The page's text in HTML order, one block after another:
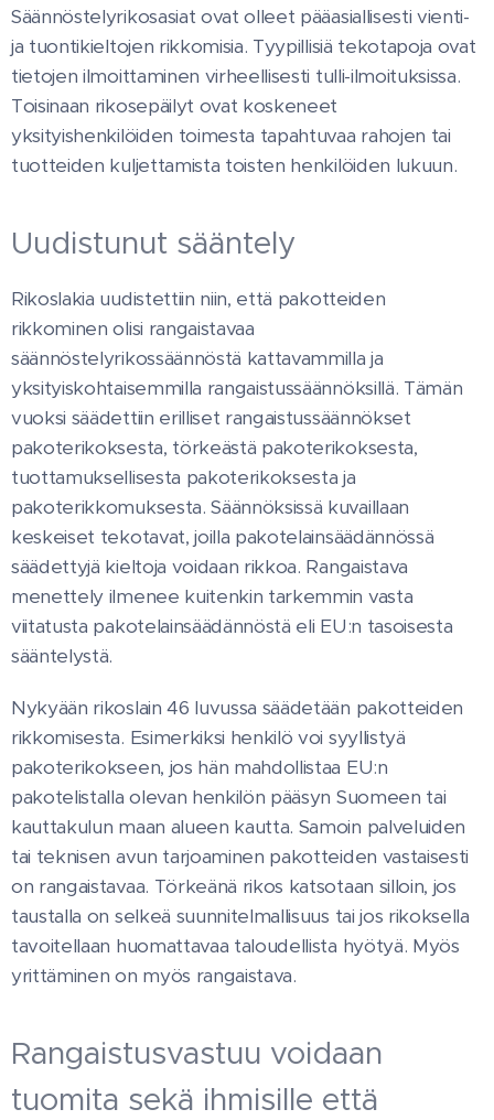
Säännöstelyrikosasiat ovat olleet pääasiallisesti vienti-
ja tuontikieltojen rikkomisia. Tyypillisiä tekotapoja ovat
tietojen ilmoittaminen virheellisesti tulli-ilmoituksissa.
Toisinaan rikosepäilyt ovat koskeneet
yksityishenkilöiden toimesta tapahtuvaa rahojen tai
tuotteiden kuljettamista toisten henkilöiden lukuun.
Uudistunut sääntely
Rikoslakia uudistettiin niin, että pakotteiden
rikkominen olisi rangaistavaa
säännöstelyrikossäännöstä kattavammilla ja
yksityiskohtaisemmilla rangaistussäännöksillä. Tämän
vuoksi säädettiin erilliset rangaistussäännökset
pakoterikoksesta, törkeästä pakoterikoksesta,
tuottamuksellisesta pakoterikoksesta ja
pakoterikkomuksesta. Säännöksissä kuvaillaan
keskeiset tekotavat, joilla pakotelainsäädännössä
säädettyjä kieltoja voidaan rikkoa. Rangaistava
menettely ilmenee kuitenkin tarkemmin vasta
viitatusta pakotelainsäädännöstä eli EU:n tasoisesta
sääntelystä.
Nykyään rikoslain 46 luvussa säädetään pakotteiden
rikkomisesta. Esimerkiksi henkilö voi syyllistyä
pakoterikokseen, jos hän mahdollistaa EU:n
pakotelistalla olevan henkilön pääsyn Suomeen tai
kauttakulun maan alueen kautta. Samoin palveluiden
tai teknisen avun tarjoaminen pakotteiden vastaisesti
on rangaistavaa. Törkeänä rikos katsotaan silloin, jos
taustalla on selkeä suunnitelmallisuus tai jos rikoksella
tavoitellaan huomattavaa taloudellista hyötyä. Myös
yrittäminen on myös rangaistava.
Rangaistusvastuu voidaan
tuomita sekä ihmisille että